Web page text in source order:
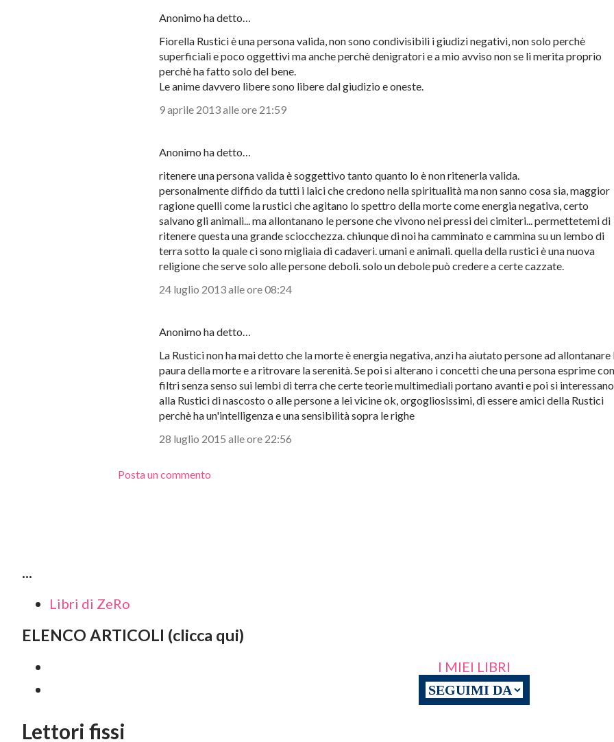
Anonimo ha detto…
Fiorella Rustici è una persona valida, non sono condivisibili i giudizi negativi, non solo perchè
superficiali e poco oggettivi ma anche perchè denigratori e a mio avviso non se li merita proprio
perchè ha fatto solo del bene.
Le anime davvero libere sono libere dal giudizio e oneste.
9 aprile 2013 alle ore 21:59
Anonimo ha detto…
ritenere una persona valida è soggettivo tanto quanto lo è non ritenerla valida.
personalmente diffido da tutti i laici che credono nella spiritualità ma non sanno cosa sia, maggior
ragione quelli come la rustici che agitano lo spettro della morte come energia negativa, certo
salvano gli animali... ma allontanano le persone che vivono nei pressi dei cimiteri... permettetemi di
ritenere questa una grande sciocchezza. chiunque di noi ha camminato e cammina su un lembo di
terra sotto la quale ci sono migliaia di cadaveri. umani e animali. quella della rustici è una nuova
religione che serve solo alle persone deboli. solo un debole può credere a certe cazzate.
24 luglio 2013 alle ore 08:24
Anonimo ha detto…
La Rustici non ha mai detto che la morte è energia negativa, anzi ha aiutato persone ad allontanare
paura della morte e a ritrovare la serenità. Se poi si alterano i concetti che una persona esprime con
filtri senza senso sui lembi di terra che certe teorie multimediali portano avanti e poi si interessano
alla Rustici di nascosto o alle persone a lei vicine ok, orgogliosissimi, di essere amici della Rustici
perchè ha un'intelligenza e una sensibilità sopra le righe
28 luglio 2015 alle ore 22:56
Posta un commento
...
Libri di ZeRo
ELENCO ARTICOLI (clicca qui)
I MIEI LIBRI
Lettori fissi